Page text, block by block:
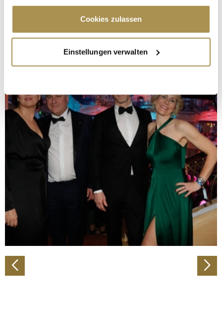
Cookie-Erklärung oder durch Klicken auf das Privacy
Trigger Symbol ändern oder widerrufen
Informationen über Ihre geografische Lage
erfassen, welche bis auf einige Meter genau sein
bestimmten Merkmalen (Fingerprinting) identifizieren
Erfahren Sie mehr darüber, wie Ihre persönlichen Daten
verarbeitet werden, und legen Sie Ihre Präferenzen im
Abschnitt Einzelheiten
Wir verwenden Cookies, um Inhalte und Anzeigen zu
personalisieren, Funktionen für soziale Medien anbieten
zu können und die Zugriffe auf unsere Website zu
analysieren. Außerdem geben wir Informationen zu Ihrer
Verwendung unserer Website an unsere Partner für
soziale Medien, Werbung und Analysen weiter. Unsere
Partner führen diese Informationen möglicherweise mit
haben oder die sie im Rahmen Ihrer Nutzung der Dienste
gesammelt haben.
Cookies zulassen
Einstellungen verwalten